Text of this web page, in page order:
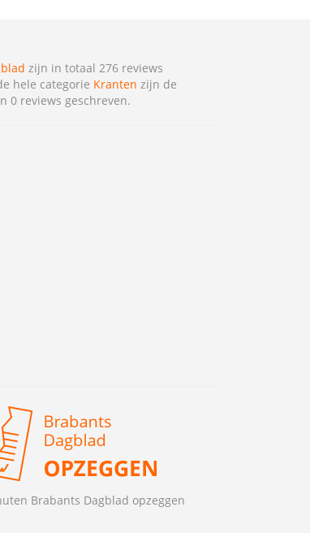
zijn in totaal 276 reviews
hele categorie Kranten zijn de
0 reviews geschreven.
Brabants Dagblad opzeggen